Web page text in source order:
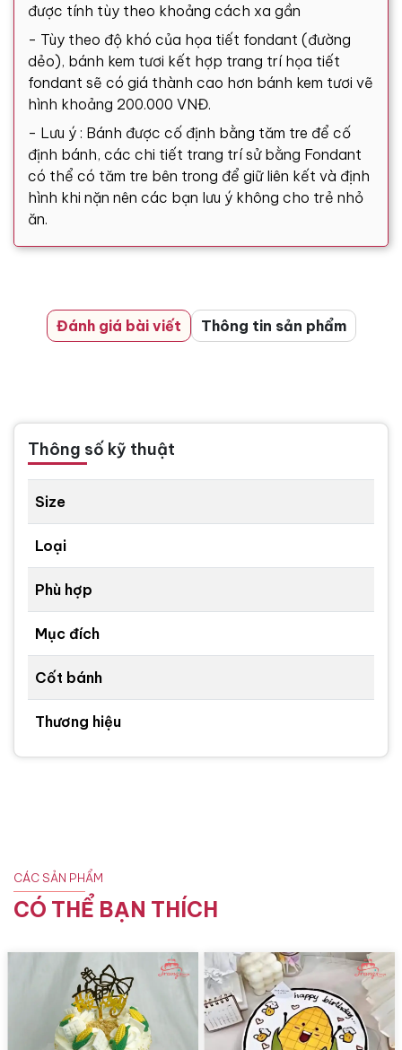
được tính tùy theo khoảng cách xa gần
- Tùy theo độ khó của họa tiết fondant (đường
dẻo), bánh kem tươi kết hợp trang trí họa tiết
fondant sẽ có giá thành cao hơn bánh kem tươi vẽ
hình khoảng 200.000 VNĐ.
- Lưu ý : Bánh được cố định bằng tăm tre để cố
định bánh, các chi tiết trang trí sử bằng Fondant
có thể có tăm tre bên trong để giữ liên kết và định
hình khi nặn nên các bạn lưu ý không cho trẻ nhỏ
ăn.
Đánh giá bài viết Thông tin sản phẩm
Thông số kỹ thuật
Size
Loại
Phù hợp
Mục đích
Cốt bánh
Thương hiệu
CÁC SẢN PHẨM
CÓ THỂ BẠN THÍCH